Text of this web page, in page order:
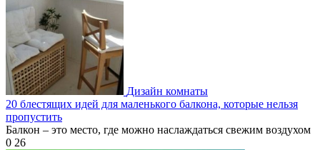
Дизайн комнаты
20 блестящих идей для маленького балкона, которые нельзя
пропустить
Балкон – это место, где можно наслаждаться свежим воздухом
0 26